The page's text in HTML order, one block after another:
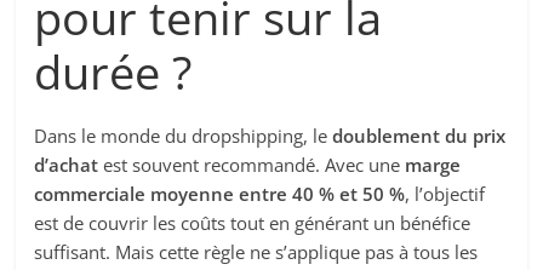
pour tenir sur la
durée ?
Dans le monde du dropshipping, ledoublement du prix
d’achat est souvent recommandé. Avec une marge
commerciale moyenne entre 40 % et 50 %, l’objectif
est de couvrir les coûts tout en générant un bénéfice
suffisant. Mais cette règle ne s’applique pas à tous les